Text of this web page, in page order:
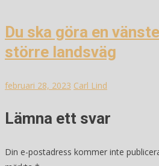
Du ska göra en
större landsväg
februari 28, 2023 Carl Lind
Lämna ett svar
Din e-postadress kommer inte